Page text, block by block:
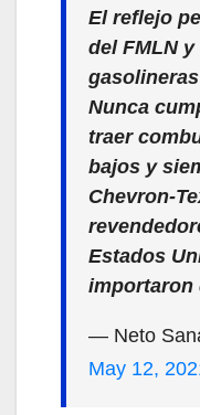
El reflejo
del FMLN
Nunca
traer
bajos y
Chevron-
Estados
importaron
— Neto
May 12,